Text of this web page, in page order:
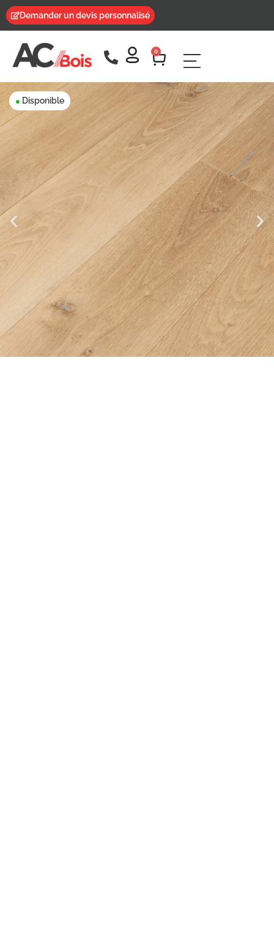
Demander un devis personnalisé
0
● Disponible